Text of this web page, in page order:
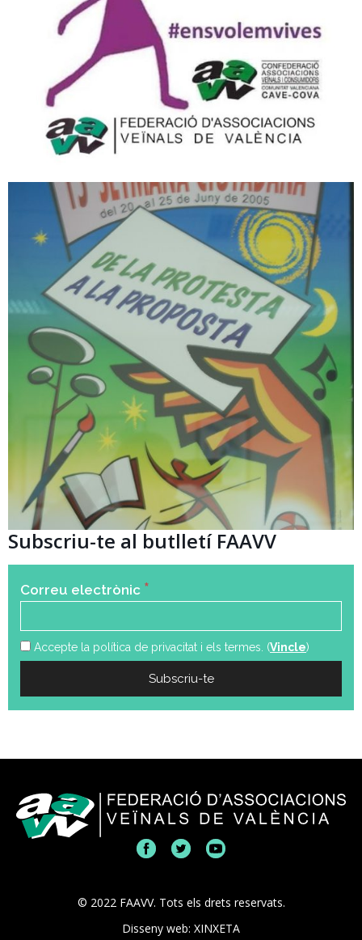
Subscriu-te al butlletí FAAVV
Correu electrònic *
Accepte la política de privacitat i els termes. (Vincle)
© 2022 FAAVV. Tots els drets reservats.
Disseny web: XINXETA